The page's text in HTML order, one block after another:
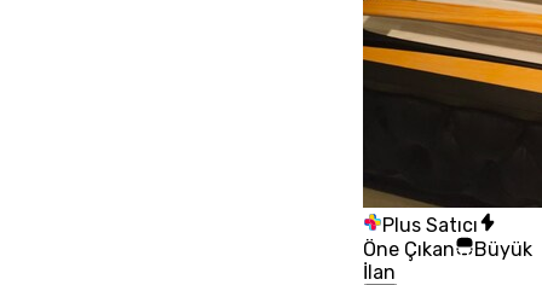
Plus Satıcı
Öne Çıkan
Büyük
İlan